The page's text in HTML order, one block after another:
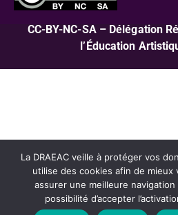
CC-BY-NC-SA – Délégation
l’Éducation
La DRAEAC veille à protéger vos
utilise des cookies afin de mieux
assurer une meilleure
possibilité d’accepter